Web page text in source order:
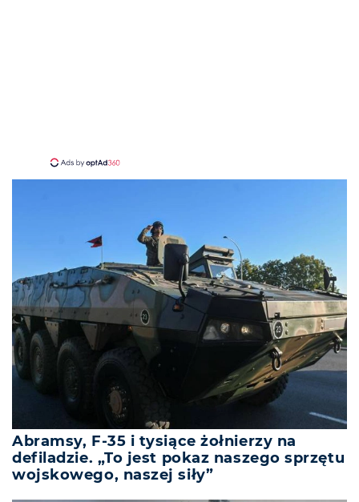
Abramsy, F-35 i tysiące żołnierzy na
defiladzie. „To jest pokaz naszego sprzętu
wojskowego, naszej siły”